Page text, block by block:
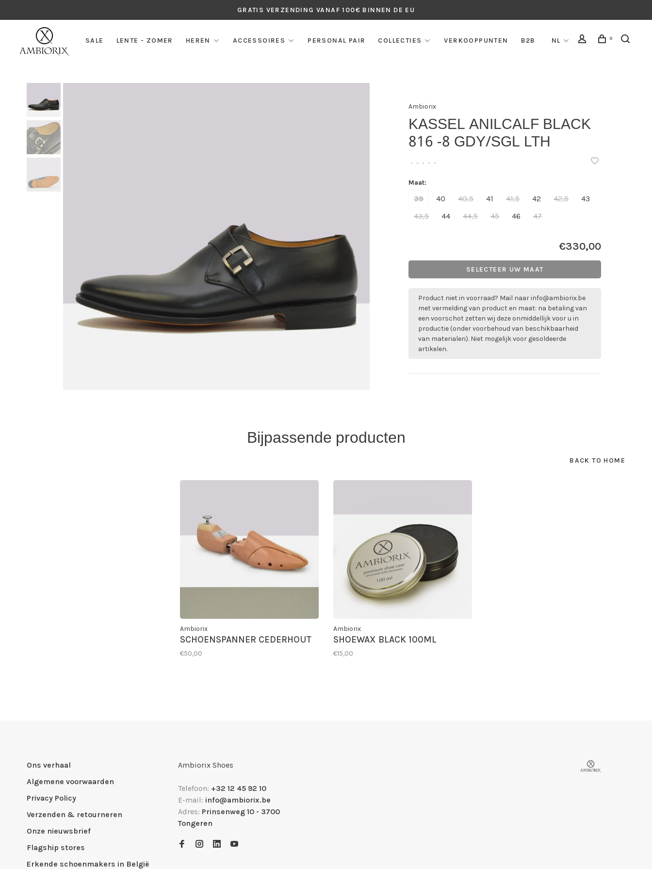
GRATIS VERZENDING VANAF 100€ BINNEN DE EU
SALE LENTE - ZOMER HEREN ACCESSOIRES PERSONAL PAIR COLLECTIES VERKOOPPUNTEN B2B NL 0
Ambiorix
KASSEL ANILCALF BLACK
816 -8 GDY/SGL LTH
• • • • •
Maat:
39 40 40,5 41 41,5 42 42,5
43
43,5
44 44,5 45 46 47
€330,00
SELECTEER UW MAAT
Product niet in voorraad? Mail naarinfo@ambiorix.be
met vermelding van product en maat: na betaling van
een voorschot zetten wij deze onmiddellijk voor u in
productie (onder voorbehoud van beschikbaarheid
van materialen). Niet mogelijk voor gesoldeerde
artikelen.
Bijpassende producten
BACK TO HOME
Ambiorix
SCHOENSPANNER CEDERHOUT
€50,00
Ambiorix
SHOEWAX BLACK 100ML
€15,00
Ons verhaal
Algemene voorwaarden
Privacy Policy
Verzenden & retourneren
Onze nieuwsbrief
Flagship stores
Erkende schoenmakers in België
Ambiorix Shoes
Telefoon: +32 12 45 92 10
E-mail: info@ambiorix.be
Adres: Prinsenweg 10 - 3700
Tongeren